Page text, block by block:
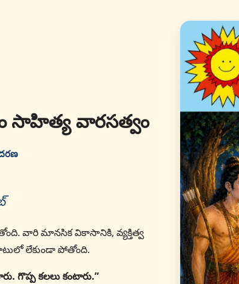
సాహిత్య వారసత్వం
వారి మానసిక వికాసానికి, వ్యక్తిత్వ
లేకుండా పోతోంది.
గొప్ప కలలు కంటారు.”